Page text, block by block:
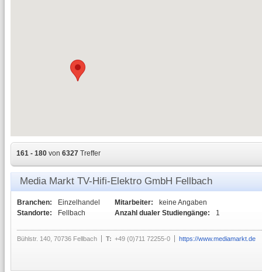
161 - 180 von 6327 Treffer
Media Markt TV-Hifi-Elektro GmbH Fellbach
Branchen:
Einzelhandel
Standorte:
Fellbach
Mitarbeiter:
keine Angaben
Anzahl dualer Studiengänge:
1
Bühlstr. 140, 70736 Fellbach T: +49 (0)711 72255-0 https://www.mediamarkt.de